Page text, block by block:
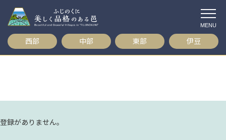
ツ
プ
西部 中部 東部 伊豆
登録がありません。